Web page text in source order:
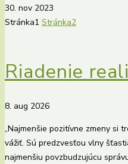
30. nov 2023
Stránka1 Stránka2
Riadenie
8. aug 2026
„Najmenšie pozitívne zmeny si
vážiť. Sú predzvesťou vlny
najmenšiu povzbudzujúcu